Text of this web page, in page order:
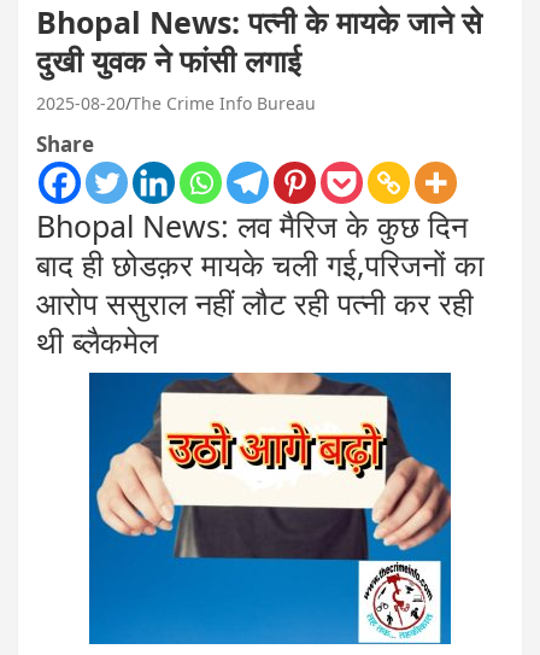
Bhopal News: पत्नी के मायके जाने से
दुखी युवक ने फांसी लगाई
2025-08-20 The Crime Info Bureau
Share
Bhopal News: लव मैरिज के कुछ दिन
बाद ही छोडक़र मायके चली गई,परिजनों का
आरोप ससुराल नहीं लौट रही पत्नी कर रही
थी ब्लैकमेल